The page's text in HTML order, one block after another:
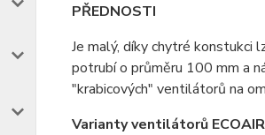
PŘEDNOSTI
Je malý, díky chytré
potrubí o průměru 100 mm a
"krabicových" ventilátorů na
Varianty ventilátorů